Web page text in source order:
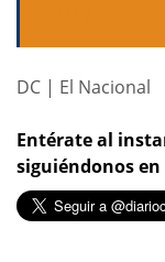
DC | El Nacional
Entérate al
siguiéndonos